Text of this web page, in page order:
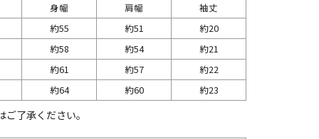
身幅 肩幅
袖丈
約55 約51
約20
約58 約54
約21
約61 約57
約22
約64 約60 約23
了承ください。